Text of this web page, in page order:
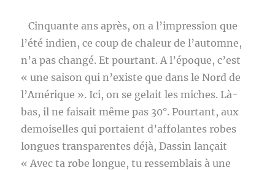
Cinquante ans après, on a l’impression que
l’été indien, ce coup de chaleur de l’automne,
n’a pas changé. Et pourtant. A l’époque, c’est
« une saison qui n’existe que dans le Nord de
l’Amérique ». Ici, on se gelait les miches. Là-
bas, il ne faisait même pas 30°. Pourtant, aux
demoiselles qui portaient d’affolantes robes
longues transparentes déjà, Dassin lançait
« Avec ta robe longue, tu ressemblais à une